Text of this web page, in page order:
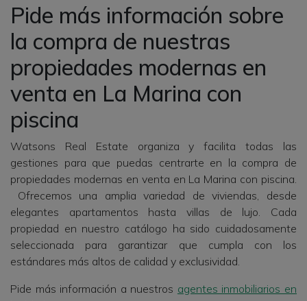
Pide más información sobre
la compra de nuestras
propiedades modernas en
venta en La Marina con
piscina
Watsons Real Estate organiza y facilita todas las
gestiones para que puedas centrarte en la compra de
propiedades modernas en venta en La Marina con piscina.
Ofrecemos una amplia variedad de viviendas, desde
elegantes apartamentos hasta villas de lujo. Cada
propiedad en nuestro catálogo ha sido cuidadosamente
seleccionada para garantizar que cumpla con los
estándares más altos de calidad y exclusividad.
Pide más información a nuestros agentes inmobiliarios en